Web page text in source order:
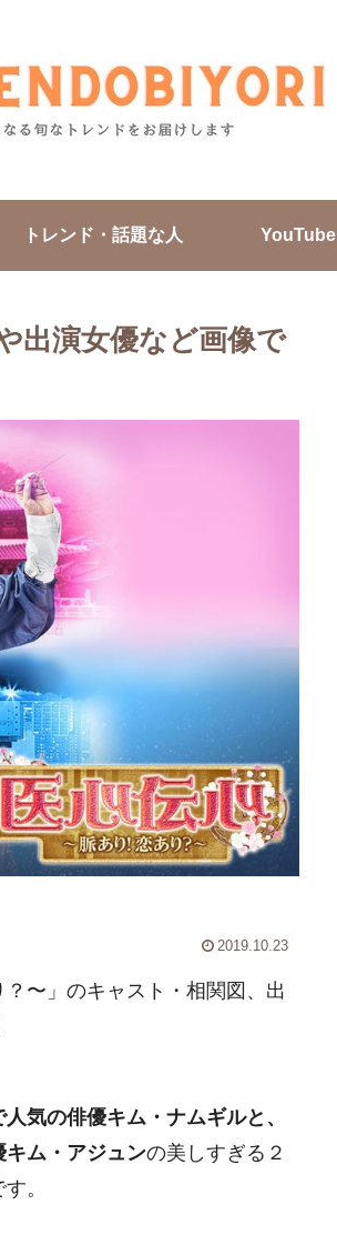
トレンド・話題な人 YouTube
出演女優など画像で
2019.10.23
〜」のキャスト・相関図、出
気の俳優キム・ナムギルと、
キム・アジュンの美しすぎる２
。